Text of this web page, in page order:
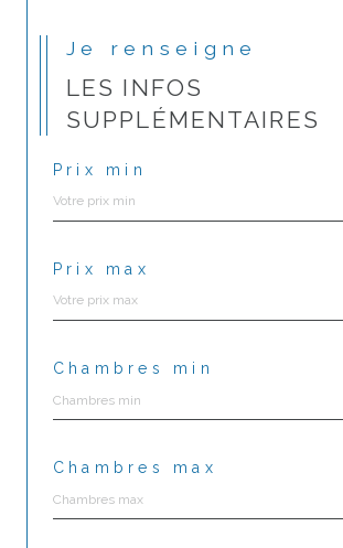
Je renseigne
LES INFOS
SUPPLÉMENTAIRES
Prix min
Prix max
Chambres min
Chambres max